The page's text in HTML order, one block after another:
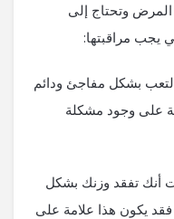
وتحتاج إلى
يجب مراقبتها:
بشكل مفاجئ ودائم
على وجود مشكلة
أنك تفقد وزنك بشكل
يكون هذا علامة على